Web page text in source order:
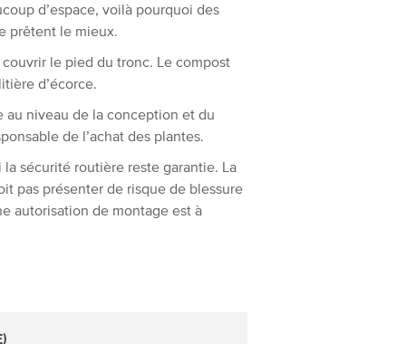
d’espace, voilà pourquoi des
prêtent le mieux.
le pied du tronc. Le compost
d’écorce.
au niveau de la conception et du
de l’achat des plantes.
sécurité routière reste garantie. La
pas présenter de risque de blessure
autorisation de montage est à